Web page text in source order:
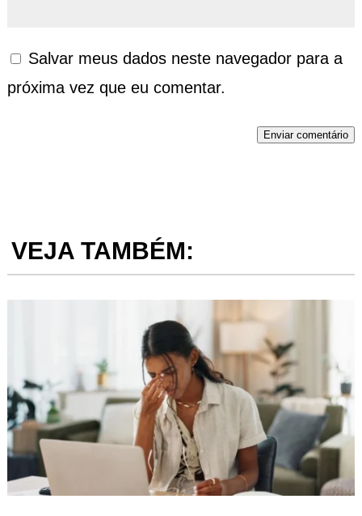
Salvar meus dados neste navegador para a
próxima vez que eu comentar.
Enviar comentário
VEJA TAMBÉM: